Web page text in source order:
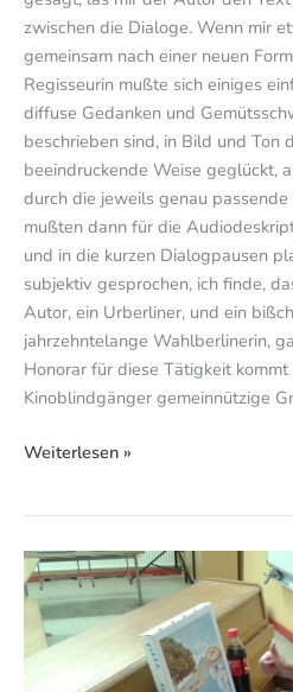
zwischen die Dialoge. Wenn mir
gemeinsam nach einer neuen
Regisseurin mußte sich einiges
diffuse Gedanken und
beschrieben sind, in Bild und Ton
beeindruckende Weise geglückt,
durch die jeweils genau
mußten dann für die
und in die kurzen Dialogpausen
subjektiv gesprochen, ich finde,
Autor, ein Urberliner, und ein
jahrzehntelange Wahlberlinerin,
Honorar für diese Tätigkeit
Kinoblindgänger gemeinnützige
Weiterlesen »
„Hello,
I
am
David!“